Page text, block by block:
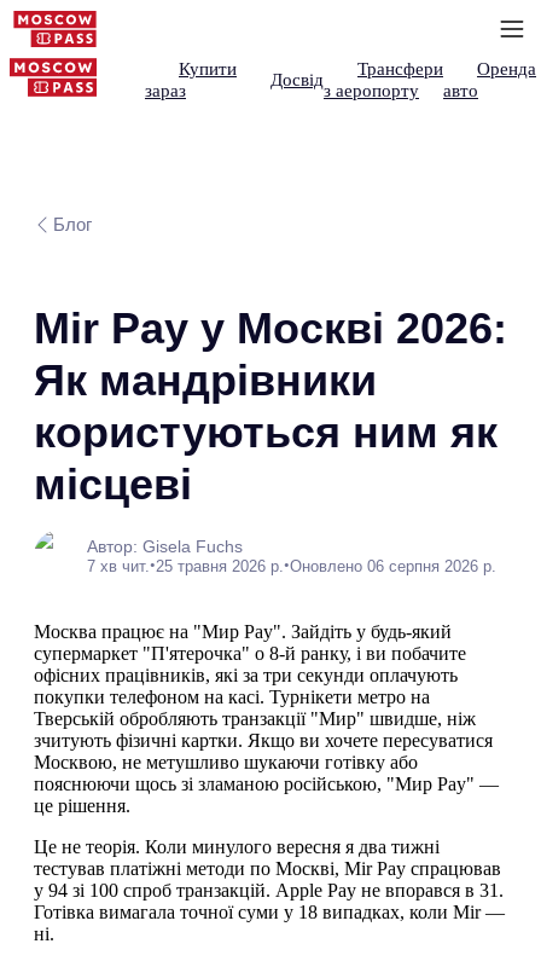
Купити
зараз
Досвід
Трансфери
з аеропорту
Оренда
авто
Блог
Mir Pay у Москві 2026:
Як мандрівники
користуються ним як
місцеві
Автор: Gisela Fuchs
7 хв чит. •25 травня 2026 р. •Оновлено 06 серпня 2026 р.
Москва працює на "Мир Pay". Зайдіть у будь-який
супермаркет "П'ятерочка" о 8-й ранку, і ви побачите
офісних працівників, які за три секунди оплачують
покупки телефоном на касі. Турнікети метро на
Тверській обробляють транзакції "Мир" швидше, ніж
зчитують фізичні картки. Якщо ви хочете пересуватися
Москвою, не метушливо шукаючи готівку або
пояснюючи щось зі зламаною російською, "Мир Pay" —
це рішення.
Це не теорія. Коли минулого вересня я два тижні
тестував платіжні методи по Москві, Mir Pay спрацював
у 94 зі 100 спроб транзакцій. Apple Pay не впорався в 31.
Готівка вимагала точної суми у 18 випадках, коли Mir —
ні.